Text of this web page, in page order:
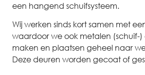
een hangend schuifsysteem.
Wij werken sinds kort samen met
waardoor we ook metalen (schuif-
maken en plaatsen geheel naar
Deze deuren worden gecoat of